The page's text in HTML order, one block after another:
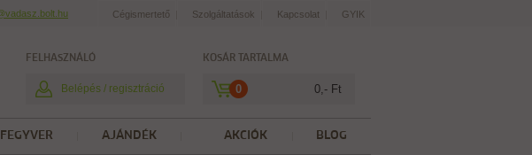
Cégismertető Szolgáltatások Kapcsolat GYIK
FELHASZNÁLÓ
Belépés / regisztráció
KOSÁR TARTALMA
0 0,- Ft
BLOG
AKCIÓK
AJÁNDÉK